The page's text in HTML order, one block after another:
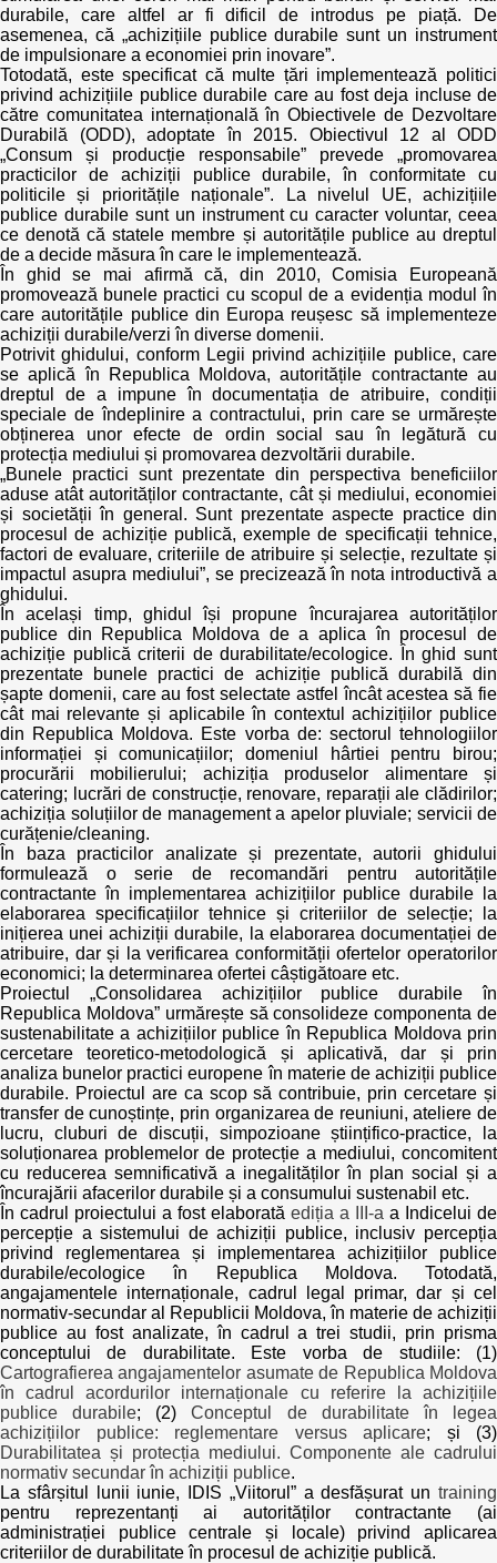
durabile, care altfel ar fi dificil de introdus pe piață. De
asemenea, că „achizițiile publice durabile sunt un instrument
de impulsionare a economiei prin inovare”.
Totodată, este specificat că multe țări implementează politici
privind achizițiile publice durabile care au fost deja incluse de
către comunitatea internațională în Obiectivele de Dezvoltare
Durabilă (ODD), adoptate în 2015. Obiectivul 12 al ODD
„Consum și producție responsabile” prevede „promovarea
practicilor de achiziții publice durabile, în conformitate cu
politicile și prioritățile naționale”. La nivelul UE, achizițiile
publice durabile sunt un instrument cu caracter voluntar, ceea
ce denotă că statele membre și autoritățile publice au dreptul
de a decide măsura în care le implementează.
În ghid se mai afirmă că, din 2010, Comisia Europeană
promovează bunele practici cu scopul de a evidenția modul în
care autoritățile publice din Europa reușesc să implementeze
achiziții durabile/verzi în diverse domenii.
Potrivit ghidului, conform Legii privind achizițiile publice, care
se aplică în Republica Moldova, autoritățile contractante au
dreptul de a impune în documentația de atribuire, condiții
speciale de îndeplinire a contractului, prin care se urmărește
obținerea unor efecte de ordin social sau în legătură cu
protecția mediului și promovarea dezvoltării durabile.
„Bunele practici sunt prezentate din perspectiva beneficiilor
aduse atât autorităților contractante, cât și mediului, economiei
și societății în general. Sunt prezentate aspecte practice din
procesul de achiziție publică, exemple de specificații tehnice,
factori de evaluare, criteriile de atribuire și selecție, rezultate și
impactul asupra mediului”, se precizează în nota introductivă a
ghidului.
În același timp, ghidul își propune încurajarea autorităților
publice din Republica Moldova de a aplica în procesul de
achiziție publică criterii de durabilitate/ecologice. În ghid sunt
prezentate bunele practici de achiziție publică durabilă din
șapte domenii, care au fost selectate astfel încât acestea să fie
cât mai relevante și aplicabile în contextul achizițiilor publice
din Republica Moldova. Este vorba de: sectorul tehnologiilor
informației și comunicațiilor; domeniul hârtiei pentru birou;
procurării mobilierului; achiziția produselor alimentare și
catering; lucrări de construcție, renovare, reparații ale clădirilor;
achiziția soluțiilor de management a apelor pluviale; servicii de
curățenie/cleaning.
În baza practicilor analizate și prezentate, autorii ghidului
formulează o serie de recomandări pentru autoritățile
contractante în implementarea achizițiilor publice durabile la
elaborarea specificațiilor tehnice și criteriilor de selecție; la
inițierea unei achiziții durabile, la elaborarea documentației de
atribuire, dar și la verificarea conformității ofertelor operatorilor
economici; la determinarea ofertei câștigătoare etc.
Proiectul „Consolidarea achizițiilor publice durabile în
Republica Moldova” urmărește să consolideze componenta de
sustenabilitate a achizițiilor publice în Republica Moldova prin
cercetare teoretico-metodologică și aplicativă, dar și prin
analiza bunelor practici europene în materie de achiziții publice
durabile. Proiectul are ca scop să contribuie, prin cercetare și
transfer de cunoștințe, prin organizarea de reuniuni, ateliere de
lucru, cluburi de discuții, simpozioane științifico-practice, la
soluționarea problemelor de protecție a mediului, concomitent
cu reducerea semnificativă a inegalităților în plan social și a
încurajării afacerilor durabile și a consumului sustenabil etc.
În cadrul proiectului a fost elaborată ediția a III-a a Indicelui de
percepție a sistemului de achiziții publice, inclusiv percepția
privind reglementarea și implementarea achizițiilor publice
durabile/ecologice în Republica Moldova. Totodată,
angajamentele internaționale, cadrul legal primar, dar și cel
normativ-secundar al Republicii Moldova, în materie de achiziții
publice au fost analizate, în cadrul a trei studii, prin prisma
conceptului de durabilitate. Este vorba de studiile: (1)
Cartografierea angajamentelor asumate de Republica Moldova
în cadrul acordurilor internaționale cu referire la achizițiile
publice durabile; (2)Conceptul de durabilitate în legea
achizițiilor publice: reglementare versus aplicare; și (3)
Durabilitatea și protecția mediului. Componente ale cadrului
normativ secundar în achiziții publice.
La sfârșitul lunii iunie, IDIS „Viitorul” a desfășurat un training
pentru reprezentanți ai autorităților contractante (ai
administrației publice centrale și locale) privind aplicarea
criteriilor de durabilitate în procesul de achiziție publică.